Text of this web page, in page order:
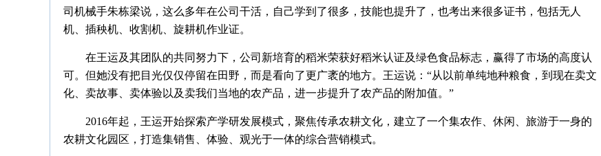
司机械手朱栋梁说，这么多年在公司干活，自己学到了很多，技能也提升了，也考出来很多证书，包括无人
机、插秧机、收割机、旋耕机作业证。
在王运及其团队的共同努力下，公司新培育的稻米荣获好稻米认证及绿色食品标志，赢得了市场的高度认
可。但她没有把目光仅仅停留在田野，而是看向了更广袤的地方。王运说：“从以前单纯地种粮食，到现在卖文
化、卖故事、卖体验以及卖我们当地的农产品，进一步提升了农产品的附加值。”
2016年起，王运开始探索产学研发展模式，聚焦传承农耕文化，建立了一个集农作、休闲、旅游于一身的
农耕文化园区，打造集销售、体验、观光于一体的综合营销模式。